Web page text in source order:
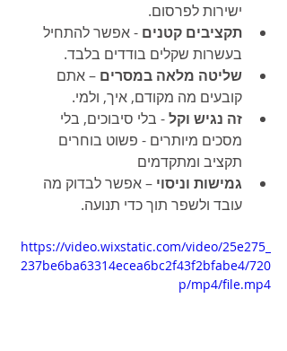
ישירות לפרסום.
תקציבים קטנים - אפשר להתחיל
בעשרות שקלים בודדים בלבד.
שליטה מלאה במסרים – אתם
קובעים מה מקודם, איך, ולמי.
זה נגיש וקל - בלי סיבוכים, בלי
מסכים מיותרים - פשוט בוחרים
תקציב ומתקדמים
גמישות וניסוי – אפשר לבדוק מה
עובד ולשפר תוך כדי תנועה.
https://video.wixstatic.com/video/25e275_
237be6ba63314ecea6bc2f43f2bfabe4/720
p/mp4/file.mp4